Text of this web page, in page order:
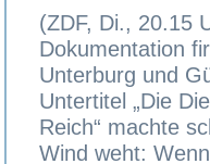
(ZDF, Di., 20.15
Dokumentation
Unterburg und
Untertitel „Die
Reich“ machte
Wind weht: